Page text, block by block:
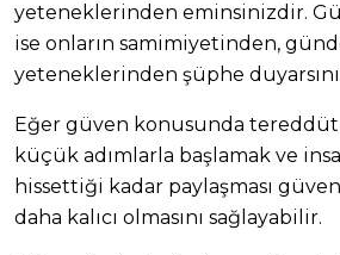
yeteneklerinden eminsinizdir.
ise onların samimiyetinden,
yeteneklerinden şüphe
Eğer güven konusunda tereddüt
küçük adımlarla başlamak ve
hissettiği kadar paylaşması
daha kalıcı olmasını sağlayabilir.